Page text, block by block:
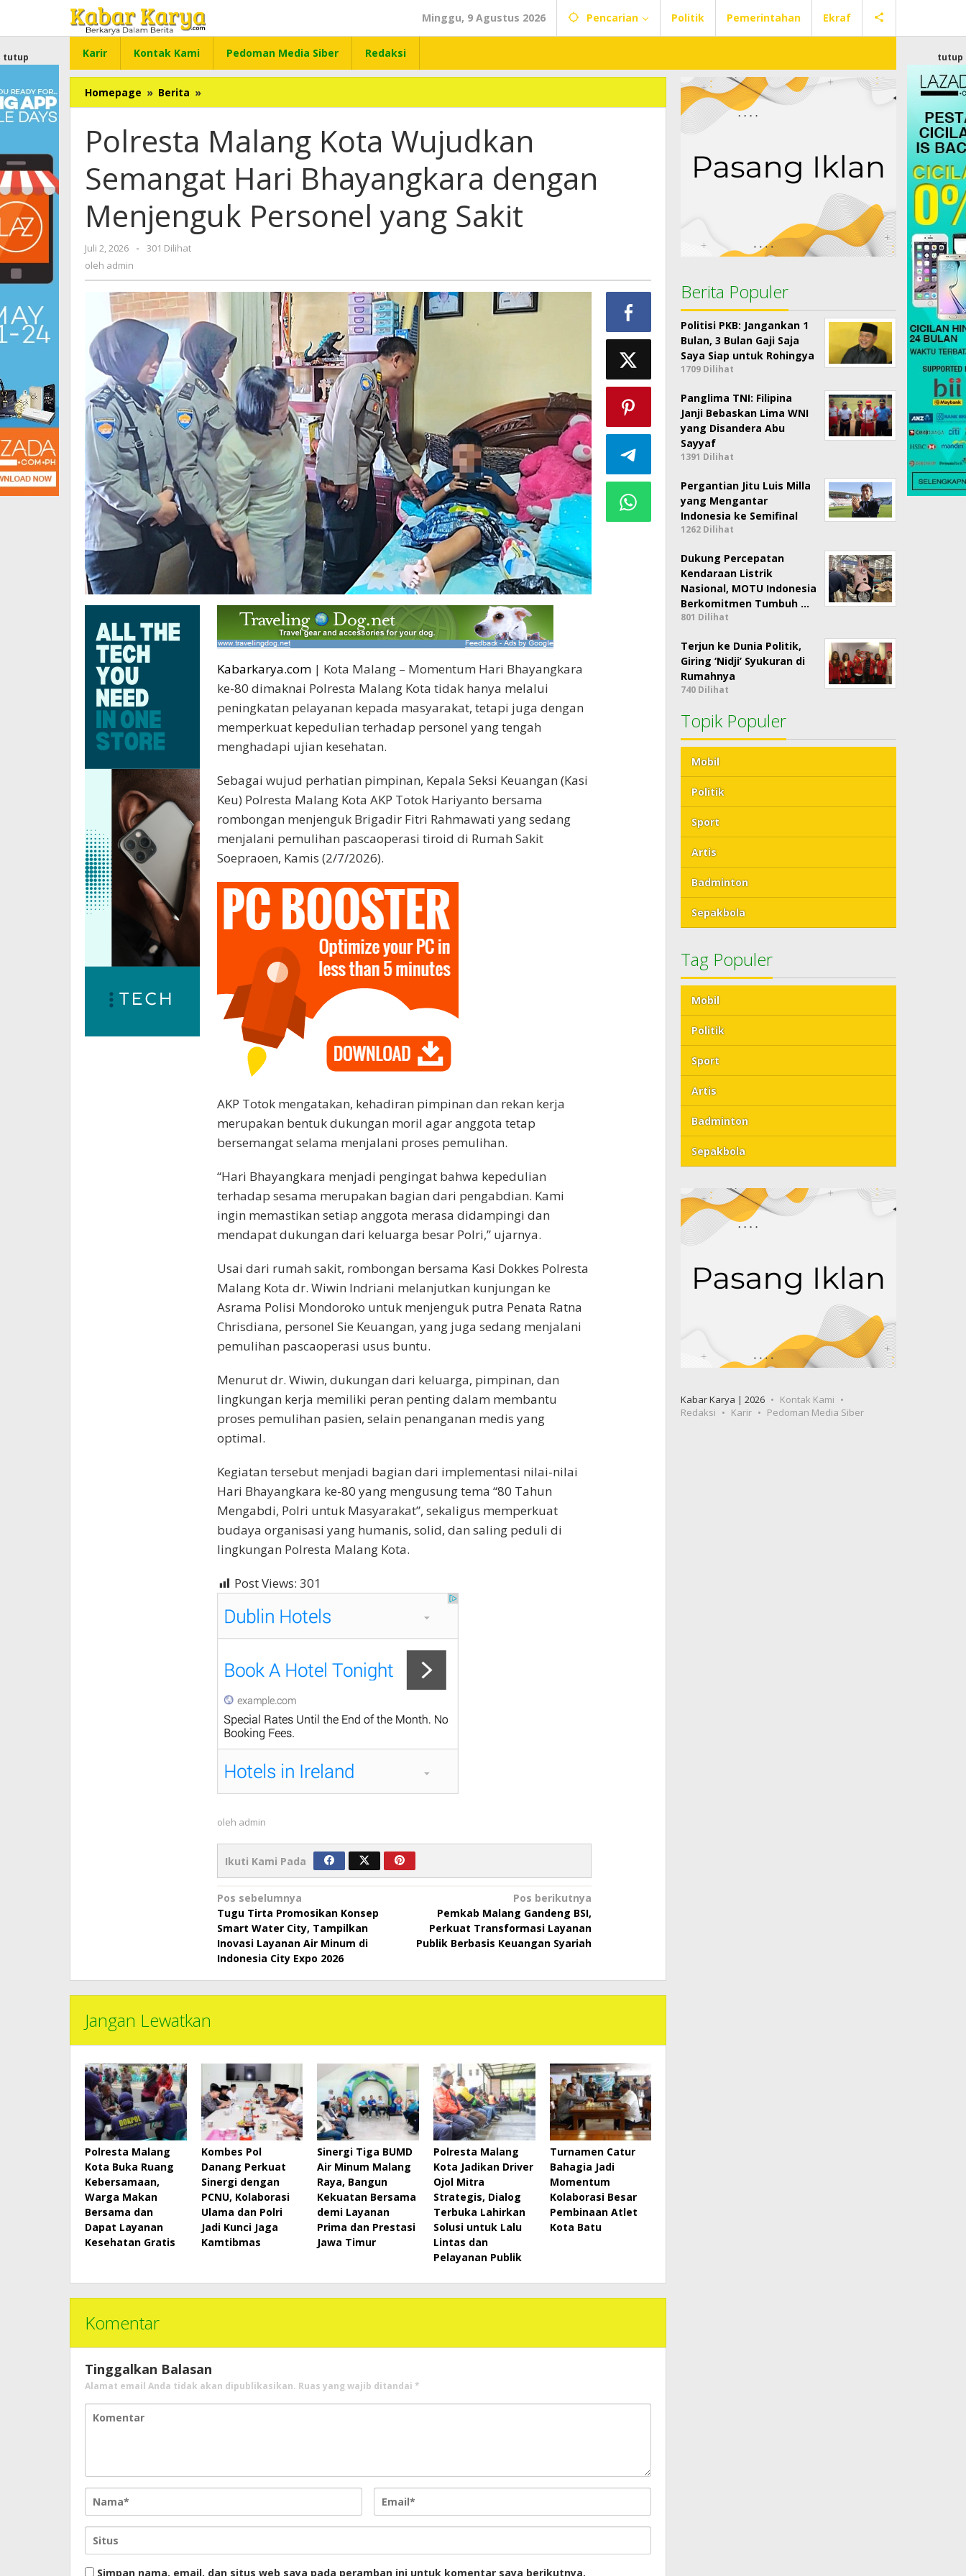
konten
Minggu, 9 Agustus 2026 Pencarian Politik Pemerintahan Ekraf
Karir Kontak Kami Pedoman Media Siber Redaksi
tutup tutup
Homepage » Berita »
Malang
Wujudkan
Semangat
Hari
Bhayangkara
Menjenguk
Personel
Polresta Malang Kota Wujudkan
Semangat Hari Bhayangkara dengan
Menjenguk Personel yang Sakit
Juli 2, 2026
oleh
-
301 Dilihat
oleh admin
Kabarkarya.com| Kota Malang – Momentum Hari Bhayangkara
ke-80 dimaknai Polresta Malang Kota tidak hanya melalui
peningkatan pelayanan kepada masyarakat, tetapi juga dengan
memperkuat kepedulian terhadap personel yang tengah
menghadapi ujian kesehatan.
Sebagai wujud perhatian pimpinan, Kepala Seksi Keuangan (Kasi
Keu) Polresta Malang Kota AKP Totok Hariyanto bersama
rombongan menjenguk Brigadir Fitri Rahmawati yang sedang
menjalani pemulihan pascaoperasi tiroid di Rumah Sakit
Soepraoen, Kamis (2/7/2026).
AKP Totok mengatakan, kehadiran pimpinan dan rekan kerja
merupakan bentuk dukungan moril agar anggota tetap
bersemangat selama menjalani proses pemulihan.
“Hari Bhayangkara menjadi pengingat bahwa kepedulian
terhadap sesama merupakan bagian dari pengabdian. Kami
ingin memastikan setiap anggota merasa didampingi dan
mendapat dukungan dari keluarga besar Polri,” ujarnya.
Usai dari rumah sakit, rombongan bersama Kasi Dokkes Polresta
Malang Kota dr. Wiwin Indriani melanjutkan kunjungan ke
Asrama Polisi Mondoroko untuk menjenguk putra Penata Ratna
Chrisdiana, personel Sie Keuangan, yang juga sedang menjalani
pemulihan pascaoperasi usus buntu.
Menurut dr. Wiwin, dukungan dari keluarga, pimpinan, dan
lingkungan kerja memiliki peran penting dalam membantu
proses pemulihan pasien, selain penanganan medis yang
optimal.
Kegiatan tersebut menjadi bagian dari implementasi nilai-nilai
Hari Bhayangkara ke-80 yang mengusung tema “80 Tahun
Mengabdi, Polri untuk Masyarakat”, sekaligus memperkuat
budaya organisasi yang humanis, solid, dan saling peduli di
lingkungan Polresta Malang Kota.
Post Views: 301
oleh admin
Ikuti Kami Pada
Navigasi
pos
Pos sebelumnya
Tugu Tirta Promosikan Konsep
Smart Water City, Tampilkan
Inovasi Layanan Air Minum di
Indonesia City Expo 2026
Pos berikutnya
Pemkab Malang Gandeng BSI,
Perkuat Transformasi Layanan
Publik Berbasis Keuangan Syariah
Jangan Lewatkan
Polresta Malang
Kota Buka Ruang
Kebersamaan,
Warga Makan
Bersama dan
Dapat Layanan
Kesehatan Gratis
Kombes Pol
Danang Perkuat
Sinergi dengan
PCNU, Kolaborasi
Ulama dan Polri
Jadi Kunci Jaga
Kamtibmas
Sinergi Tiga BUMD
Air Minum Malang
Raya, Bangun
Kekuatan Bersama
demi Layanan
Prima dan Prestasi
Jawa Timur
Polresta Malang
Kota Jadikan Driver
Ojol Mitra
Strategis, Dialog
Terbuka Lahirkan
Solusi untuk Lalu
Lintas dan
Pelayanan Publik
Turnamen Catur
Bahagia Jadi
Momentum
Kolaborasi Besar
Pembinaan Atlet
Kota Batu
Komentar
Tinggalkan Balasan
Alamat email Anda tidak akan dipublikasikan. Ruas yang wajib ditandai *
Simpan nama, email, dan situs web saya pada peramban ini untuk komentar saya berikutnya.
Berita Populer
Politisi PKB: Jangankan 1
Bulan, 3 Bulan Gaji Saja
Saya Siap untuk Rohingya
1709 Dilihat
Panglima TNI: Filipina
Janji Bebaskan Lima WNI
yang Disandera Abu
Sayyaf
1391 Dilihat
Pergantian Jitu Luis Milla
yang Mengantar
Indonesia ke Semifinal
1262 Dilihat
Dukung Percepatan
Kendaraan Listrik
Nasional, MOTU Indonesia
Berkomitmen Tumbuh …
801 Dilihat
Terjun ke Dunia Politik,
Giring ‘Nidji’ Syukuran di
Rumahnya
740 Dilihat
Topik Populer
Mobil
Politik
Sport
Artis
Badminton
Sepakbola
Tag Populer
Mobil
Politik
Sport
Artis
Badminton
Sepakbola
Kabar Karya | 2026
Kontak Kami
Redaksi
Karir Pedoman Media Siber